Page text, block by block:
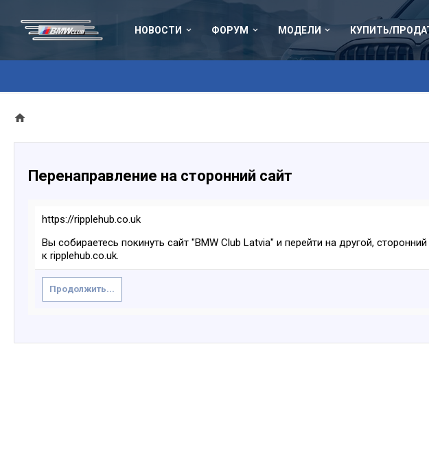
НОВОСТИ ФОРУМ МОДЕЛИ КУПИТЬ/
Перенаправление на сторонний сайт
https://ripplehub.co.uk
Вы собираетесь покинуть сайт "BMW Club Latvia" и перейти на другой,
к ripplehub.co.uk.
Продолжить...